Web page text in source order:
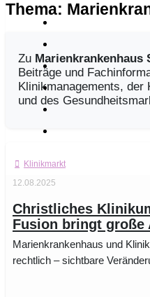
Thema:
Zu Marienkrankenhaus
Beiträge und
Klinikmanagements, der
und des
Klinikmarkt
12.08.2025
Christliches
Fusion bringt große
Marienkrankenhaus und
rechtlich – sichtbare